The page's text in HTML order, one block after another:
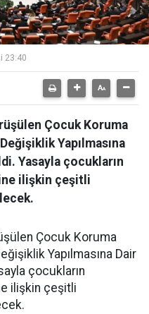
23:40
Çocuk Koruma
Yapılmasına
Yasayla çocukların
ilişkin çeşitli
Çocuk Koruma
Yapılmasına Dair
çocukların
ilişkin çeşitli